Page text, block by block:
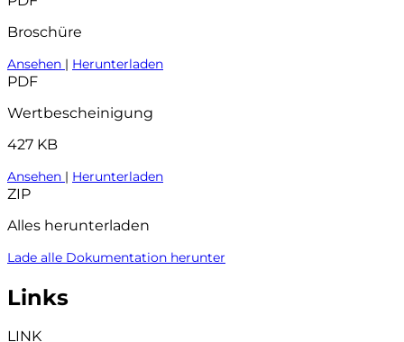
Broschüre
Ansehen | Herunterladen
PDF
Wertbescheinigung
427 KB
Ansehen | Herunterladen
ZIP
Alles herunterladen
Lade alle Dokumentation herunter
Links
LINK